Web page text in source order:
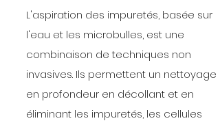
L'aspiration des impuretés, basée sur
l'eau et les microbulles, est une
combinaison de techniques non
invasives. Ils permettent un nettoyage
en profondeur en décollant et en
éliminant les impuretés, les cellules